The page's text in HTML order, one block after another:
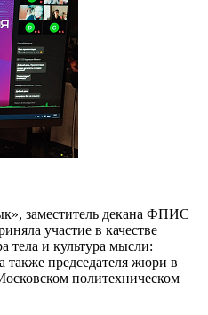
заместитель декана ФПИС
участие в качестве
тела и культура мысли:
также председателя жюри в
политехническом